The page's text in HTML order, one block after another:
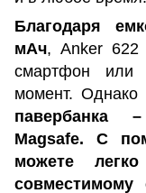
Благодаря
мАч, Anker 622
смартфон или
момент. Однако
павербанка
Magsafe.
С
можете
совместимому